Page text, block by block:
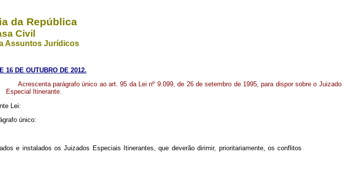
da República
Civil
Assuntos Jurídicos
16 DE OUTUBRO DE 2012.
Acrescenta parágrafo único ao art. 95 da Lei nº 9.099, de 26 de setembro de 1995, para dispor sobre o Juizado
Especial Itinerante.
Lei:
único:
e instalados os Juizados Especiais Itinerantes, que deverão dirimir, prioritariamente, os conflitos